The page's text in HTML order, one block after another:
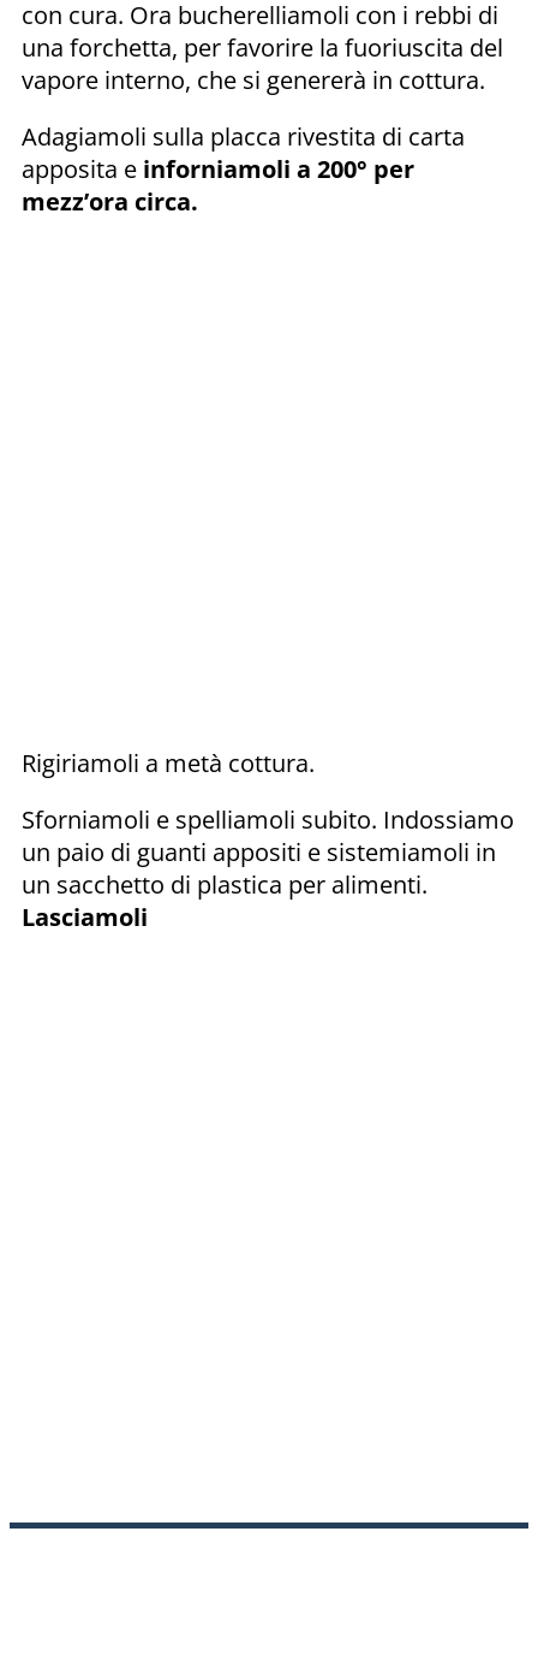
con cura. Ora bucherelliamoli con i rebbi di
una forchetta, per favorire la fuoriuscita del
vapore interno, che si genererà in cottura.
Adagiamoli sulla placca rivestita di carta
apposita e inforniamoli a 200° per
mezz’ora circa.
Rigiriamoli a metà cottura.
Sforniamoli e spelliamoli subito. Indossiamo
un paio di guanti appositi e sistemiamoli in
un sacchetto di plastica per alimenti.
Lasciamoli